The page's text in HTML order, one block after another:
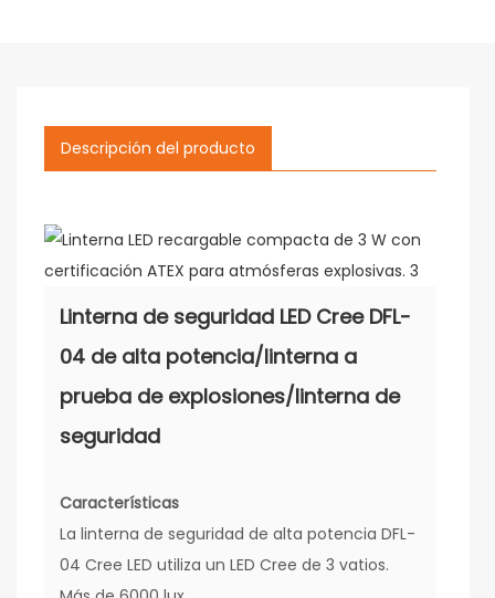
Descripción del producto
Linterna de seguridad LED Cree DFL-
04 de alta potencia/linterna a
prueba de explosiones/linterna de
seguridad
Características
La linterna de seguridad de alta potencia DFL-
04 Cree LED utiliza un LED Cree de 3 vatios.